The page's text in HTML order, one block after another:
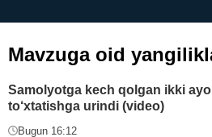
Mavzuga oid
Samolyotga kech qolgan ikki
to‘xtatishga urindi (video)
Bugun 16:12